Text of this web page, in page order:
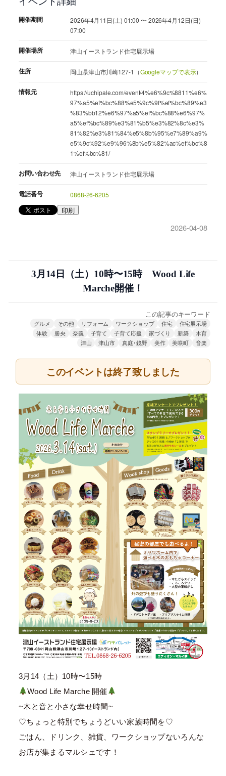
開催期間
2026年4月11日(土) 01:00 〜 2026年4月12日(日)
07:00
開催場所 津山イーストランド住宅展示場
住所 岡山県津山市川崎127-1（Googleマップで表示）
情報元
https://uchipale.com/event/4%e6%9c%8811%e6%
97%a5%ef%bc%88%e5%9c%9f%ef%bc%89%e3
%83%bb12%e6%97%a5%ef%bc%88%e6%97%
a5%ef%bc%89%e3%81%b5%e3%82%8c%e3%
81%82%e3%81%84%e5%8b%95%e7%89%a9%
e5%9c%92%e9%96%8b%e5%82%ac%ef%bc%8
1%ef%bc%81/
お問い合わせ先 津山イーストランド住宅展示場
電話番号 0868-26-6205
印刷
2026-04-08
3月14日（土）10時〜15時 Wood Life
Marche開催！
この記事のキーワード
グルメ その他 リフォーム ワークショップ 住宅
住宅展示場
体験
勝央 奈義 子育て 子育て応援 家づくり 新築
木育
津山
津山市 真庭･鏡野 美作 美咲町 音楽
このイベントは終了致しました
3月14（土）10時〜15時
Wood Life Marche 開催
~木と音と小さな幸せ時間~
♡ちょっと特別でちょうどいい家族時間を♡
ごはん、ドリンク、雑貨、ワークショップないろんな
お店が集まるマルシェです！